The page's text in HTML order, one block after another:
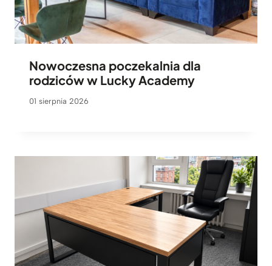
Nowoczesna poczekalnia dla
rodziców w Lucky Academy
01 sierpnia 2026